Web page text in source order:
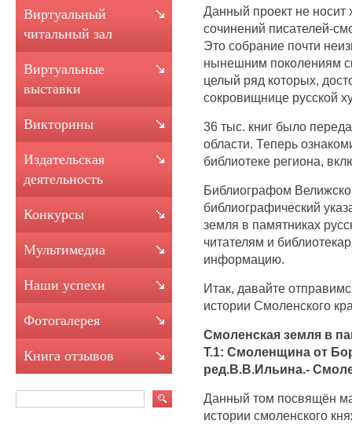
Данный проект не носит
сочинений писателей-
Это собрание почти
нынешним поколениям
целый ряд которых,
сокровищнице русской
36 тыс. книг было
области. Теперь
библиотеке региона,
Библиографом
библиографический
земля в памятниках
читателям и
информацию.
Итак, давайте
истории Смоленского
Смоленская земля в
Т.1: Смоленщина от
ред.В.В.Ильина.-
Данный том посвящён
истории смоленского
Виртуальный
читальный зал
Виртуальные
выставки
Викторины
Издательская
деятельность
Конкурсы
Мультимедиа
Наши успехи
Фотогалерея
Книга отзывов